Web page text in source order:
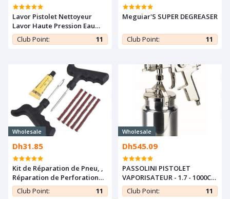
Lavor ‎Pistolet Nettoyeur
Lavor Haute Pression Eau
Froide
Club Point: 11
Meguiar'S SUPER DEGREASER
Club Point: 11
Wholesale
Dh31.85
Kit de Réparation de Pneu, ,
Réparation de Perforation
de Pneu Plat
Club Point: 11
Wholesale
Dh545.09
PASSOLINI PISTOLET
VAPORISATEUR - 1.7 - 1000CC
- PASSOLINI
Club Point: 11